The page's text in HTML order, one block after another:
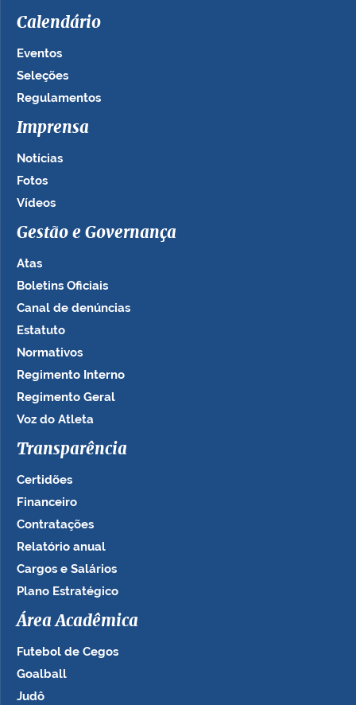
Calendário
Eventos
Seleções
Regulamentos
Imprensa
Notícias
Fotos
Vídeos
Gestão e Governança
Atas
Boletins Oficiais
Canal de denúncias
Estatuto
Normativos
Regimento Interno
Regimento Geral
Voz do Atleta
Transparência
Certidões
Financeiro
Contratações
Relatório anual
Cargos e Salários
Plano Estratégico
Área Acadêmica
Futebol de Cegos
Goalball
Judô